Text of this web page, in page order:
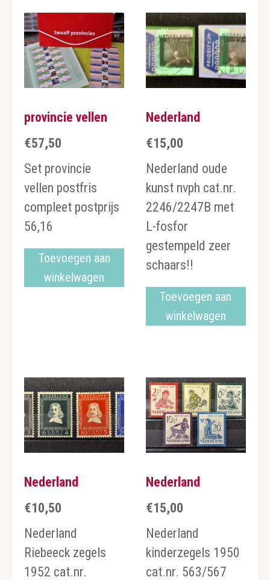
provincie vellen
€57,50
Set provincie
vellen postfris
compleet postprijs
56,16
Toevoegen aan
winkelwagen
Nederland
€15,00
Nederland oude
kunst nvph cat.nr.
2246/2247B met
L-fosfor
gestempeld zeer
schaars!!
Toevoegen aan
winkelwagen
Nederland
€10,50
Nederland
Riebeeck zegels
1952 cat.nr.
Nederland
€15,00
Nederland
kinderzegels 1950
cat.nr. 563/567